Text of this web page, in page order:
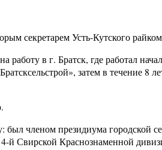
секретарем Усть-Кутского
в г. Братск, где работал
затем в течение 8
членом президиума городской
й Свирской Краснознаменной